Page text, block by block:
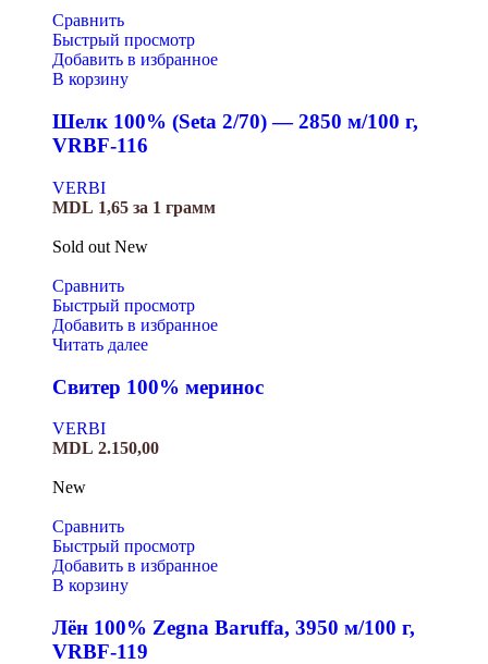
Сравнить
Быстрый просмотр
Добавить в избранное
В корзину
Шелк 100% (Seta 2/70) — 2850 м/100 г,
VRBF-116
VERBI
MDL 1,65 за 1 грамм
Sold out New
Сравнить
Быстрый просмотр
Добавить в избранное
Читать далее
Свитер 100% меринос
VERBI
MDL 2.150,00
New
Сравнить
Быстрый просмотр
Добавить в избранное
В корзину
Лён 100% Zegna Baruffa, 3950 м/100 г,
VRBF-119